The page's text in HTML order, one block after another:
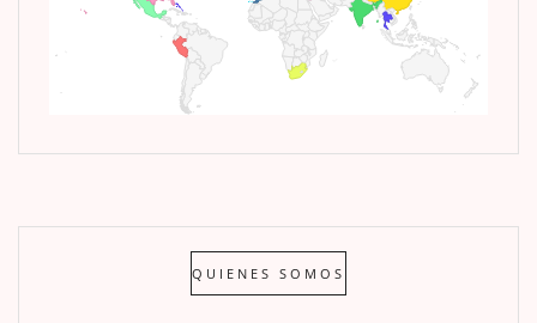
QUIENES SOMOS